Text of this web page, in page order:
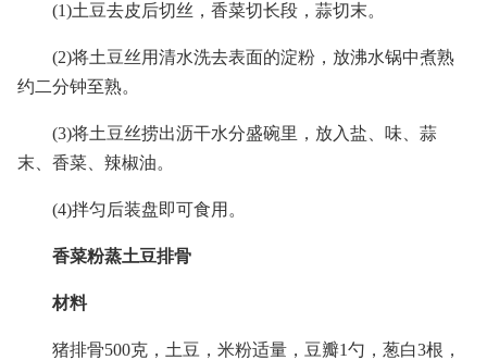
(1)土豆去皮后切丝，香菜切长段，蒜切末。
(2)将土豆丝用清水洗去表面的淀粉，放沸水锅中煮熟
约二分钟至熟。
(3)将土豆丝捞出沥干水分盛碗里，放入盐、味、蒜
末、香菜、辣椒油。
(4)拌匀后装盘即可食用。
香菜粉蒸土豆排骨
材料
猪排骨500克，土豆，米粉适量，豆瓣1勺，葱白3根，